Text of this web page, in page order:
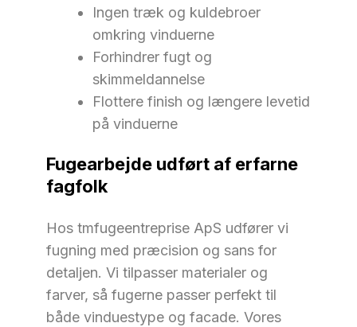
Ingen træk og kuldebroer
omkring vinduerne
Forhindrer fugt og
skimmeldannelse
Flottere finish og længere levetid
på vinduerne
Fugearbejde udført af erfarne
fagfolk
Hos tmfugeentreprise ApS udfører vi
fugning med præcision og sans for
detaljen. Vi tilpasser materialer og
farver, så fugerne passer perfekt til
både vinduestype og facade. Vores